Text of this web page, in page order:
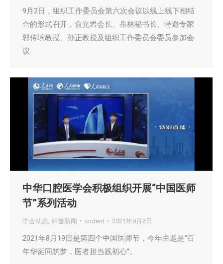
9月2日，组织工作委员会第六次会议以线上线下相结
合的形式召开，俞光岩会长、岳林秘书长、特邀专家
郭传瑸教授、孙正教授及组织工作委员会委员参加会
议
中华口腔医学会积极组织开展“中国医师
节”系列活动
学会动态 科普新闻 cndent 2021年9月2日
2021年8月19日是第四个中国医师节，今年主题是“百
年华诞同筑梦，医者担当践初心”。